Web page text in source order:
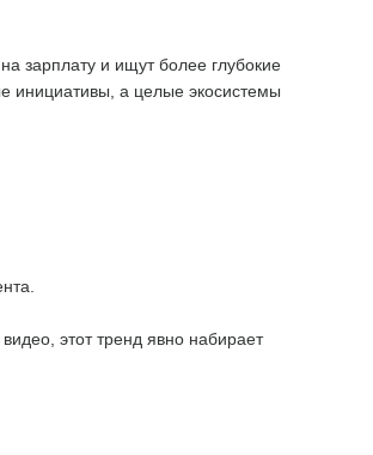
зарплату и ищут более глубокие
инициативы, а целые экосистемы
этот тренд явно набирает